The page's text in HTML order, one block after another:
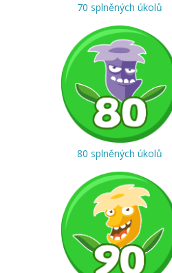
70 splněných úkolů
80 splněných úkolů